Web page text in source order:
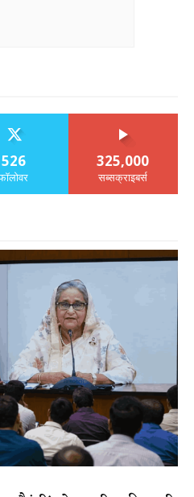
526 325,000
सब्सक्राइबर्स